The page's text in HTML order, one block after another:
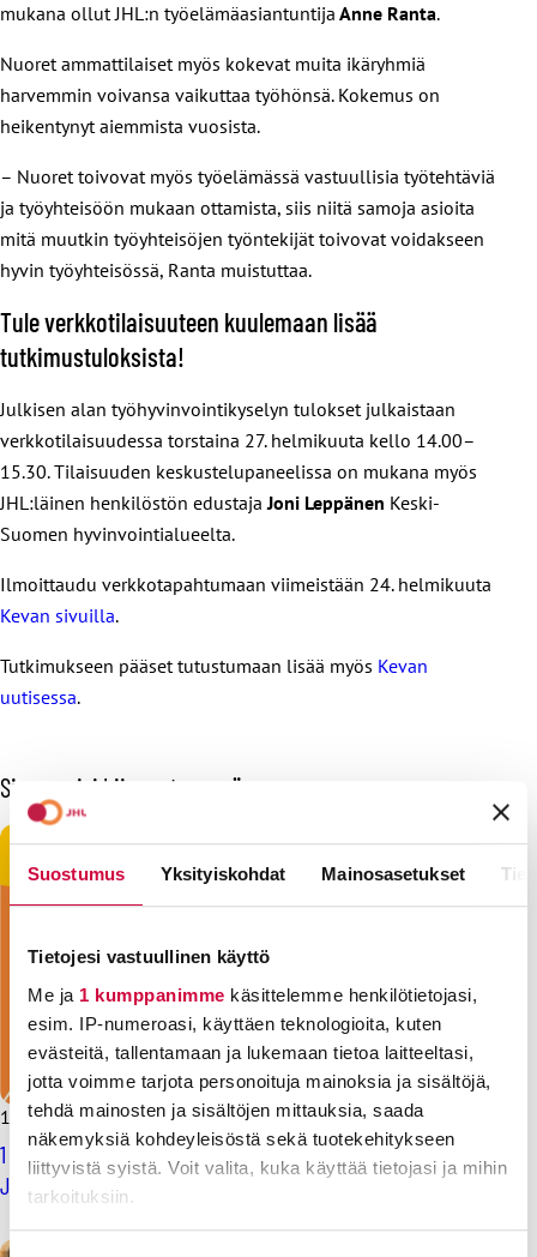
Suostumus Yksityiskohdat Mainosasetukset
Tietojesi vastuullinen käyttö
Me ja 1 kumppanimme käsittelemme henkilötietojasi,
esim. IP-numeroasi, käyttäen teknologioita, kuten
evästeitä, tallentamaan ja lukemaan tietoa laitteeltasi,
jotta voimme tarjota personoituja mainoksia ja sisältöjä,
tehdä mainosten ja sisältöjen mittauksia, saada
näkemyksiä kohdeyleisöstä sekä tuotekehitykseen
liittyvistä syistä. Voit valita, kuka käyttää tietojasi ja mihin
tarkoituksiin.
mukana ollut JHL:n työelämäasiantuntija Anne Ranta.
Nuoret ammattilaiset myös kokevat muita ikäryhmiä
harvemmin voivansa vaikuttaa työhönsä. Kokemus on
heikentynyt aiemmista vuosista.
– Nuoret toivovat myös työelämässä vastuullisia työtehtäviä
ja työyhteisöön mukaan ottamista, siis niitä samoja asioita
mitä muutkin työyhteisöjen työntekijät toivovat voidakseen
hyvin työyhteisössä, Ranta muistuttaa.
Tule verkkotilaisuuteen kuulemaan lisää
tutkimustuloksista!
Julkisen alan työhyvinvointikyselyn tulokset julkaistaan
verkkotilaisuudessa torstaina 27. helmikuuta kello 14.00–
15.30. Tilaisuuden keskustelupaneelissa on mukana myös
JHL:läinen henkilöstön edustajaJoni Leppänen Keski-
Suomen hyvinvointialueelta.
Ilmoittaudu verkkotapahtumaan viimeistään 24. helmikuuta
Kevan sivuilla.
Tutkimukseen pääset tutustumaan lisää myös Kevan
uutisessa.
Sinua voisi kiinnostaa myös
17.2.2025 Uutiset
1 000 euroa tukea ja alennusta mainoksista: näin ammattiliitto
JHL vauhdittaa vaalityötäsi